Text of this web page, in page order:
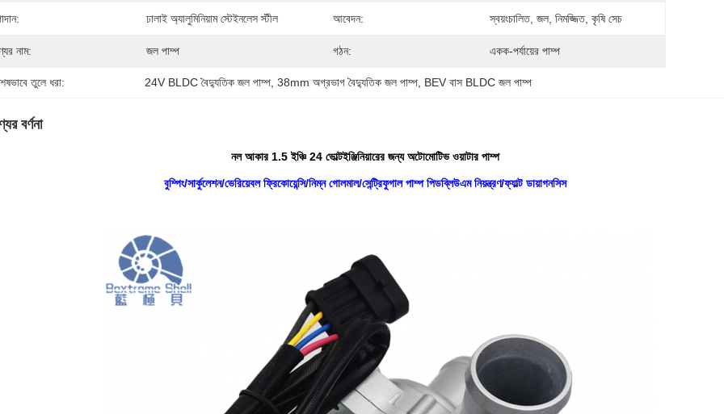
ঢালাই অ্যালুমিনিয়াম স্টেইনলেস স্টীল আবেদন: স্বয়ংচালিত, জল, নিমজ্জিত, কৃষি সেচ
নাম: জল পাম্প গঠন: একক-পর্যায়ের পাম্প
তুলে ধরা: 24V BLDC বৈদ্যুতিক জল পাম্প , 38mm অগ্রভাগ বৈদ্যুতিক জল পাম্প BEV বাস BLDC জল পাম্প
বর্ণনা
নল আকার 1.5 ইঞ্চি 24 ভোল্টইঞ্জিনিয়ারের জন্য অটোমোটিভ ওয়াটার পাম্প
বুম্পিং/সার্কুলেশন/ভেরিয়েবল ফ্রিকোয়েন্সি/নিম্ন গোলমাল/সেন্ট্রিফুগাল পাম্প পিডব্লিউএম নিয়ন্ত্রণ/ফ্যাল্ট ডায়াগনসিস